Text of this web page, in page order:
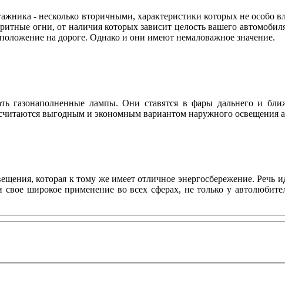
- несколько вторичными, характеристики которых не особо
огни, от наличия которых зависит целость вашего
на дороге. Однако и они имеют немаловажное значение.
газонаполненные лампы. Они ставятся в фары дальнего и
выгодным и экономным вариантом наружного освещения
которая к тому же имеет отличное энергосбережение. Речь
свое широкое применение во всех сферах, не только у